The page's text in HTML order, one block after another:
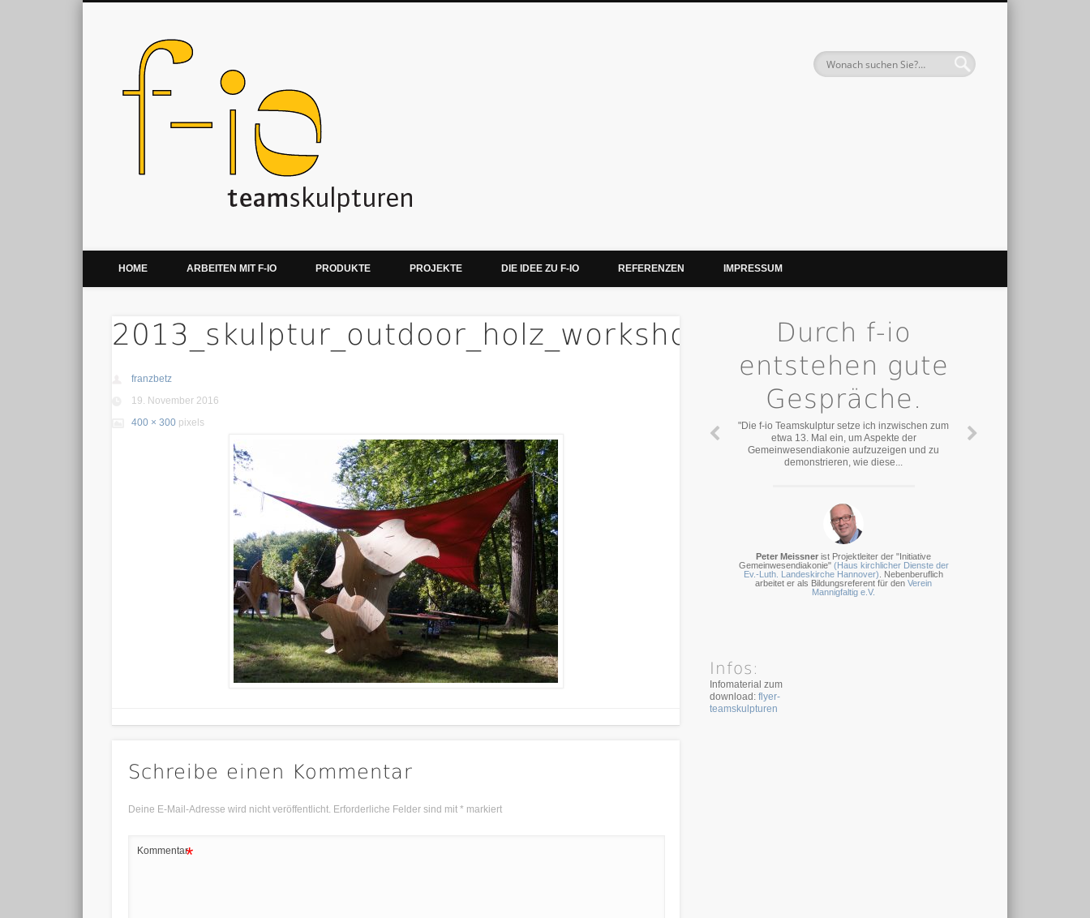
Kreative Teamentwicklung & Teamevents
HOME ARBEITEN MIT F-IO PRODUKTE PROJEKTE DIE IDEE ZU F-IO REFERENZEN IMPRESSUM
2013_skulptur_outdoor_holz_workshop_park_malente
franzbetz
19. November 2016
400 × 300 pixels
Schreibe einen Kommentar
Deine E-Mail-Adresse wird nicht veröffentlicht. Erforderliche Felder sind mit* markiert
Kommentar*
Durch f-io
entstehen gute
Gespräche.
"Die f-io Teamskulptur setze ich inzwischen zum
etwa 13. Mal ein, um Aspekte der
Gemeinwesendiakonie aufzuzeigen und zu
demonstrieren, wie diese...
Peter Meissner ist Projektleiter der "Initiative
Gemeinwesendiakonie" (Haus kirchlicher Dienste der
Ev.-Luth. Landeskirche Hannover) . Nebenberuflich
arbeitet er als Bildungsreferent für denVerein
Mannigfaltig e.V.
Infos:
Infomaterial zum
download: flyer-
teamskulpturen